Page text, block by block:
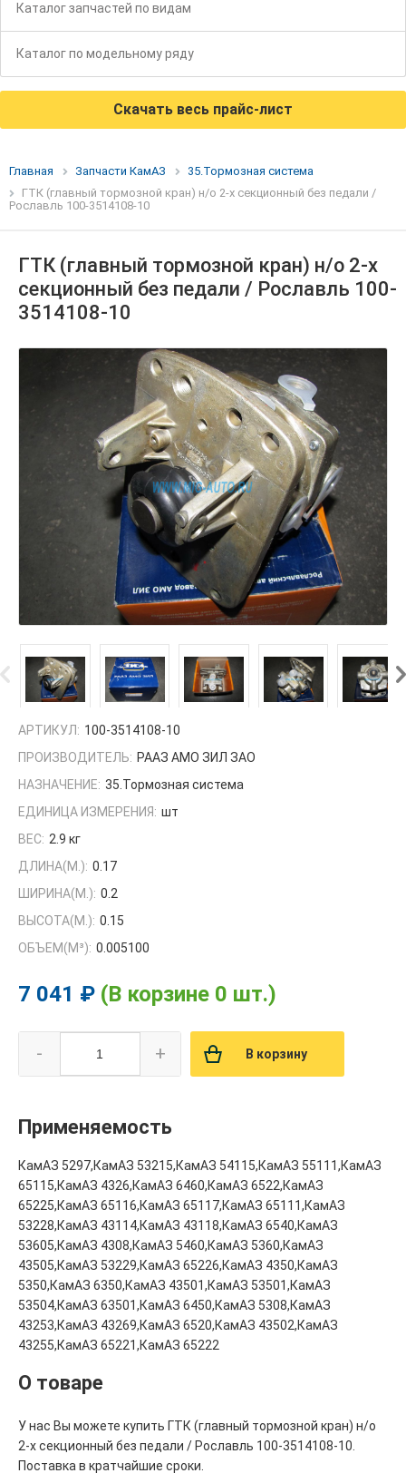
Каталог запчастей по видам
Каталог по модельному ряду
Скачать весь прайс-лист
Главная Запчасти КамАЗ
35.Тормозная система
ГТК (главный тормозной кран) н/о 2-х секционный без педали /
Рославль 100-3514108-10
ГТК (главный тормозной кран) н/о 2-х
секционный без педали / Рославль 100-
3514108-10
АРТИКУЛ: 100-3514108-10
ПРОИЗВОДИТЕЛЬ: РААЗ АМО ЗИЛ ЗАО
НАЗНАЧЕНИЕ: 35.Тормозная система
ЕДИНИЦА ИЗМЕРЕНИЯ: шт
ВЕС: 2.9 кг
ДЛИНА(М.): 0.17
ШИРИНА(М.): 0.2
ВЫСОТА(М.): 0.15
ОБЪЕМ(M³): 0.005100
7 041 ₽ (В корзине 0 шт.)
- + В корзину
Применяемость
КамАЗ 5297,КамАЗ 53215,КамАЗ 54115,КамАЗ 55111,КамАЗ
65115,КамАЗ 4326,КамАЗ 6460,КамАЗ 6522,КамАЗ
65225,КамАЗ 65116,КамАЗ 65117,КамАЗ 65111,КамАЗ
53228,КамАЗ 43114,КамАЗ 43118,КамАЗ 6540,КамАЗ
53605,КамАЗ 4308,КамАЗ 5460,КамАЗ 5360,КамАЗ
43505,КамАЗ 53229,КамАЗ 65226,КамАЗ 4350,КамАЗ
5350,КамАЗ 6350,КамАЗ 43501,КамАЗ 53501,КамАЗ
53504,КамАЗ 63501,КамАЗ 6450,КамАЗ 5308,КамАЗ
43253,КамАЗ 43269,КамАЗ 6520,КамАЗ 43502,КамАЗ
43255,КамАЗ 65221,КамАЗ 65222
О товаре
У нас Вы можете купить ГТК (главный тормозной кран) н/о
2-х секционный без педали / Рославль 100-3514108-10.
Поставка в кратчайшие сроки.